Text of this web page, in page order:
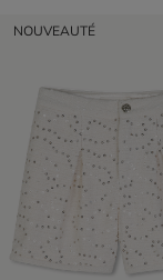
NOUVEAUTÉ